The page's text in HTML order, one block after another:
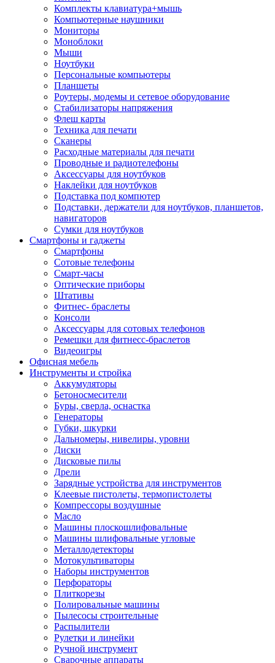
Комплекты клавиатура+мышь
Компьютерные наушники
Мониторы
Моноблоки
Мыши
Ноутбуки
Персональные компьютеры
Планшеты
Роутеры, модемы и сетевое оборудование
Стабилизаторы напряжения
Флеш карты
Техника для печати
Сканеры
Расходные материалы для печати
Проводные и радиотелефоны
Аксессуары для ноутбуков
Наклейки для ноутбуков
Подставка под компютер
Подставки, держатели для ноутбуков, планшетов,
навигаторов
Сумки для ноутбуков
Смартфоны и гаджеты
Смартфоны
Сотовые телефоны
Смарт-часы
Оптические приборы
Штативы
Фитнес- браслеты
Консоли
Аксессуары для сотовых телефонов
Ремешки для фитнесс-браслетов
Видеоигры
Офисная мебель
Инструменты и стройка
Аккумуляторы
Бетоносмесители
Буры, сверла, оснастка
Генераторы
Губки, шкурки
Дальномеры, нивелиры, уровни
Диски
Дисковые пилы
Дрели
Зарядные устройства для инструментов
Клеевые пистолеты, термопистолеты
Компрессоры воздушные
Масло
Машины плоскошлифовальные
Машины шлифовальные угловые
Металлодетекторы
Мотокультиваторы
Наборы инструментов
Перфораторы
Плиткорезы
Полировальные машины
Пылесосы строительные
Распылители
Рулетки и линейки
Ручной инструмент
Сварочные аппараты